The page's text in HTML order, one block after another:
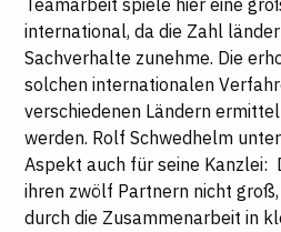
Teamarbeit spiele hier eine
international, da die Zahl
Sachverhalte zunehme. Die
solchen internationalen
verschiedenen Ländern
werden. Rolf Schwedhelm
Aspekt auch für seine Kanzlei:
ihren zwölf Partnern nicht
durch die Zusammenarbeit in